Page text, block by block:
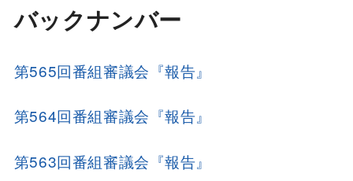
バックナンバー
第565回番組審議会『報告』
第564回番組審議会『報告』
第563回番組審議会『報告』